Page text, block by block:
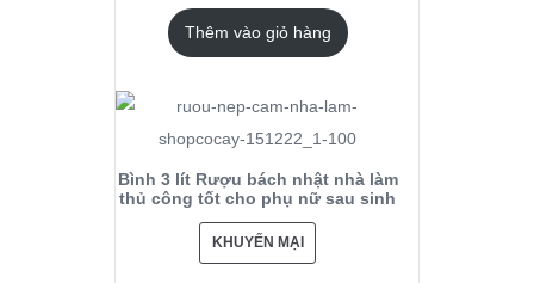
Thêm vào giỏ hàng
Bình 3 lít Rượu bách nhật nhà làm
thủ công tốt cho phụ nữ sau sinh
KHUYẾN MẠI